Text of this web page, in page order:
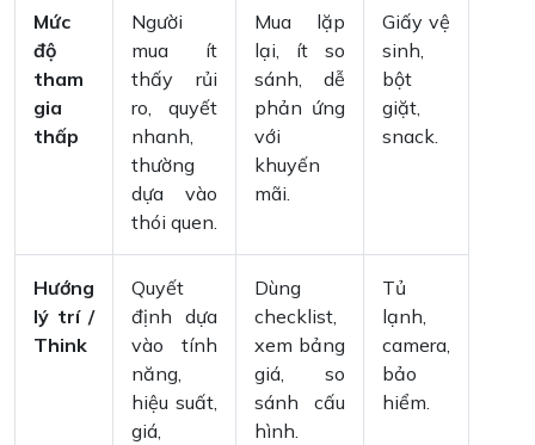
Mức
độ
tham
gia
thấp
Người
mua ít
thấy rủi
ro, quyết
nhanh,
thường
dựa vào
thói quen.
Mua lặp
lại, ít so
sánh, dễ
phản ứng
với
khuyến
mãi.
Giấy vệ
sinh,
bột
giặt,
snack.
Hướng
lý trí /
Think
Quyết
định dựa
vào tính
năng,
hiệu suất,
giá,
Dùng
checklist,
xem bảng
giá, so
sánh cấu
hình.
Tủ
lạnh,
camera,
bảo
hiểm.